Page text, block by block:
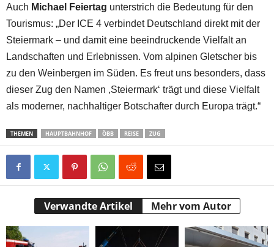
Auch Michael Feiertag unterstrich die Bedeutung für den
Tourismus: „Der ICE 4 verbindet Deutschland direkt mit der
Steiermark – und damit eine beeindruckende Vielfalt an
Landschaften und Erlebnissen. Vom alpinen Gletscher bis
zu den Weinbergen im Süden. Es freut uns besonders, dass
dieser Zug den Namen ,Steiermark‘ trägt und diese Vielfalt
als moderner, nachhaltiger Botschafter durch Europa trägt.“
THEMEN HAUPTBAHNHOF ÖBB REISE ZUG
Verwandte Artikel Mehr vom Autor